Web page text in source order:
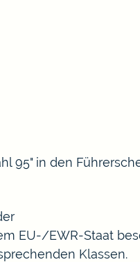
95" in den
EU-/EWR-Staat
Klassen.